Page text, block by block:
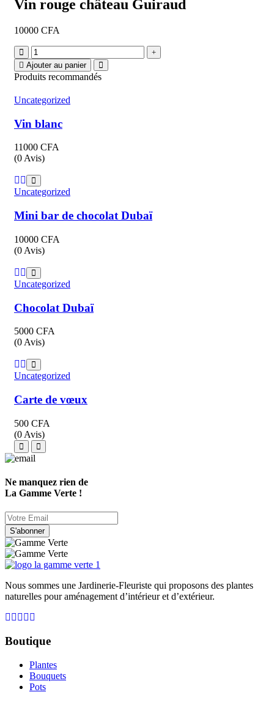
Vin rouge château Guiraud
10000 CFA
Vin
rouge
château
Guiraud
quantity
Ajouter au panier
Produits recommandés
Uncategorized
Vin blanc
11000 CFA
(0 Avis)
Uncategorized
Mini bar de chocolat Dubaï
10000 CFA
(0 Avis)
Uncategorized
Chocolat Dubaï
5000 CFA
(0 Avis)
Uncategorized
Carte de vœux
500 CFA
(0 Avis)
Ne manquez rien de
La Gamme Verte !
S'abonner
Nous sommes une Jardinerie-Fleuriste qui proposons des plantes
naturelles pour aménagement d’intérieur et d’extérieur.
Boutique
Plantes
Bouquets
Pots